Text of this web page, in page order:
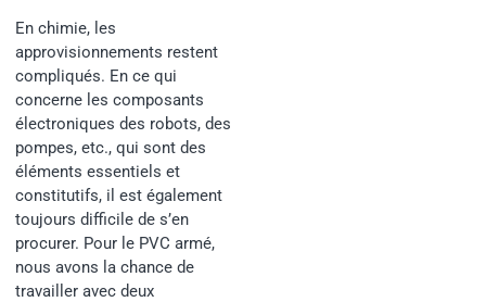
En chimie, les
approvisionnements restent
compliqués. En ce qui
concerne les composants
électroniques des robots, des
pompes, etc., qui sont des
éléments essentiels et
constitutifs, il est également
toujours difficile de s’en
procurer. Pour le PVC armé,
nous avons la chance de
travailler avec deux